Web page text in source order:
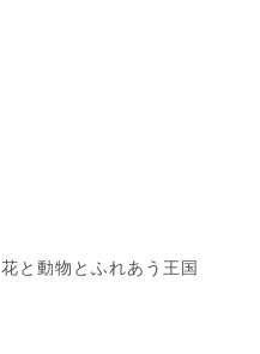
花と動物とふれあう王国